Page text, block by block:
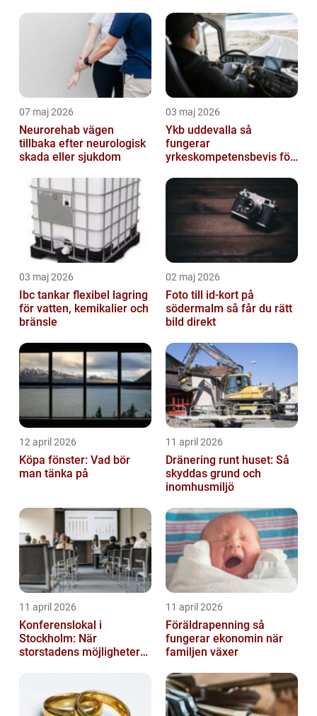
07 maj 2026
Neurorehab vägen
tillbaka efter neurologisk
skada eller sjukdom
03 maj 2026
Ykb uddevalla så
fungerar
yrkeskompetensbevis för
03 maj 2026
Ibc tankar flexibel lagring
för vatten, kemikalier och
bränsle
02 maj 2026
Foto till id-kort på
södermalm så får du rätt
bild direkt
12 april 2026
Köpa fönster: Vad bör
man tänka på
11 april 2026
Dränering runt huset: Så
skyddas grund och
inomhusmiljö
11 april 2026
Konferenslokal i
Stockholm: När
storstadens möjligheter
11 april 2026
Föräldrapenning så
fungerar ekonomin när
familjen växer